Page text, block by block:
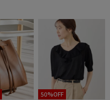
50%OFF